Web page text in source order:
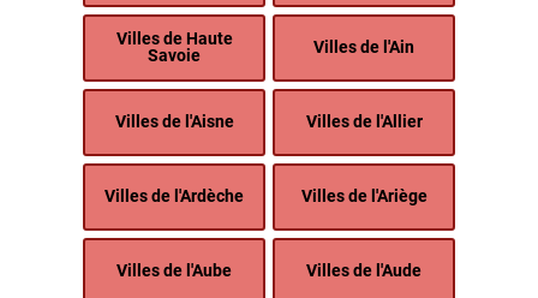
Villes de Haute
Savoie
Villes de l'Ain
Villes de l'Aisne Villes de l'Allier
Villes de l'Ardèche Villes de l'Ariège
Villes de l'Aube Villes de l'Aude